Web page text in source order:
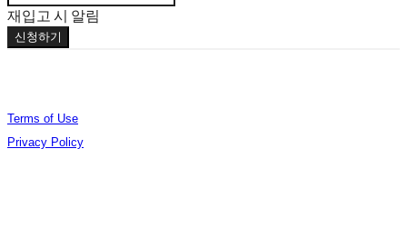
재입고 시 알림
신청하기
Terms of Use
Privacy Policy